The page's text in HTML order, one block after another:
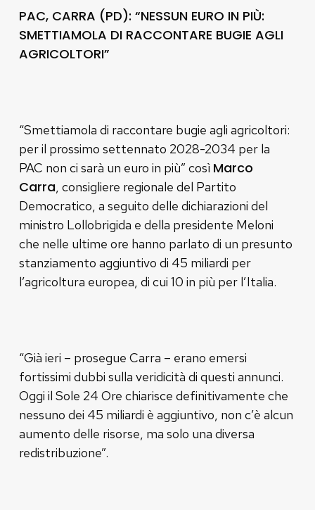
PAC, CARRA (PD): “NESSUN EURO IN PIÙ:
SMETTIAMOLA DI RACCONTARE BUGIE AGLI
AGRICOLTORI”
“Smettiamola di raccontare bugie agli agricoltori:
per il prossimo settennato 2028-2034 per la
PAC non ci sarà un euro in più” così Marco
Carra, consigliere regionale del Partito
Democratico, a seguito delle dichiarazioni del
ministro Lollobrigida e della presidente Meloni
che nelle ultime ore hanno parlato di un presunto
stanziamento aggiuntivo di 45 miliardi per
l’agricoltura europea, di cui 10 in più per l’Italia.
“Già ieri – prosegue Carra – erano emersi
fortissimi dubbi sulla veridicità di questi annunci.
Oggi il Sole 24 Ore chiarisce definitivamente che
nessuno dei 45 miliardi è aggiuntivo, non c’è alcun
aumento delle risorse, ma solo una diversa
redistribuzione”.